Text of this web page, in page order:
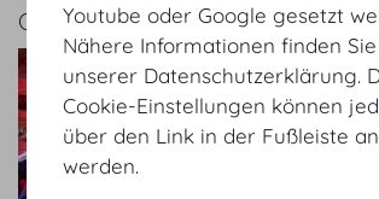
GALERIEYoutube oder Google gesetzt
Nähere Informationen finden
unserer Datenschutzerklärung.
Cookie-Einstellungen können
über den Link in der Fußleiste
werden.